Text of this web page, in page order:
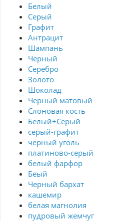
Белый
Серый
Графит
Антрацит
Шампань
Черный
Серебро
Золото
Шоколад
Черный матовый
Слоновая кость
Белый+Серый
серый-графит
черный уголь
платиново-серый
белый фарфор
Беый
Черный бархат
кашемир
белая магнолия
пудровый жемчуг